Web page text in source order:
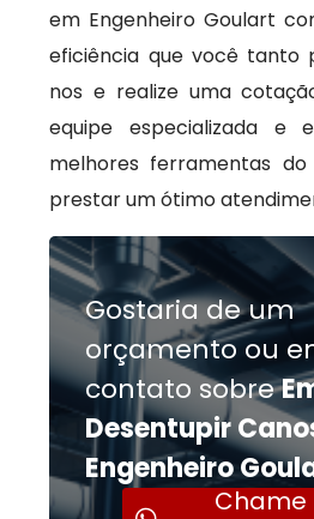
em Engenheiro Goulart
eficiência que você tanto
nos e realize uma
equipe especializada e
melhores ferramentas
prestar um ótimo
Gostaria de um
orçamento ou
contato sobre
Desentupir
Engenheiro
Chame